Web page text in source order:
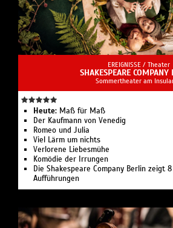
EREIGNISSE / Theater
SHAKESPEARE COMPANY
Sommertheater am
Heute: Maß für Maß
Der Kaufmann von Venedig
Romeo und Julia
Viel Lärm um nichts
Verlorene Liebesmühe
Komödie der Irrungen
Die Shakespeare Company Berlin zeigt
Aufführungen